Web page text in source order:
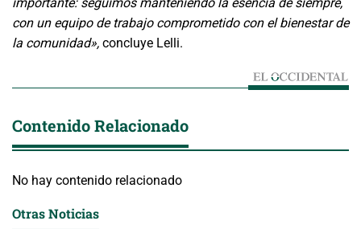
importante: seguimos manteniendo la esencia de siempre,
con un equipo de trabajo comprometido con el bienestar de
la comunidad», concluye Lelli.
Contenido Relacionado
No hay contenido relacionado
Otras Noticias